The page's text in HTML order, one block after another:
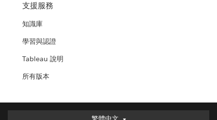
支援服務
知識庫
學習與認證
Tableau 說明
所有版本
繁體中文